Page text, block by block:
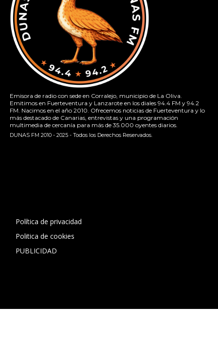
Emisora de radio con sede en Corralejo, municipio de La Oliva.
Emitimos en Fuerteventura y Lanzarote en los diales 94.4 FM y 94.2
FM. Nacimos en el año 2010. Ofrecemos noticias de Fuerteventura y lo
más destacado de Canarias, entrevistas y una programación
multimedia de cercanía para más de 35.000 oyentes diarios.
DUNAS FM 2010 - 2025 - Todos los Derechos Reservados.
Política de privacidad
Politica de cookies
PUBLICIDAD